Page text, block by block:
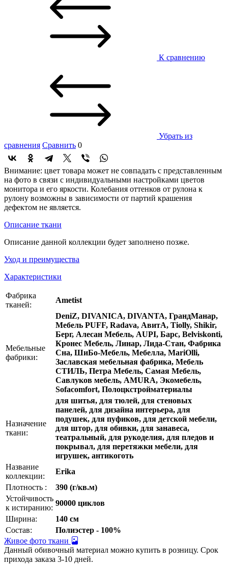
К сравнению
Убрать из
сравнения Сравнить 0
Внимание: цвет товара может не совпадать с представленным
на фото в связи с индивидуальными настройками цветов
монитора и его яркости. Колебания оттенков от рулона к
рулону возможны в зависимости от партий крашения
дефектом не является.
Описание ткани
Описание данной коллекции будет заполнено позже.
Уход и преимущества
Характеристики
Фабрика
тканей:
Ametist
Мебельные
фабрики:
DeniZ, DIVANICA, DIVANTA, ГрандМанар,
Мебель PUFF, Radava, АвитА, Tiolly, Shikir,
Берг, Алесан Мебель, AUPI, Барс, Belviskonti,
Кронес Мебель, Линар, Лида-Стан, Фабрика
Сна, ШиБо-Мебель, Мебелла, MariOlli,
Заславская мебельная фабрика, Мебель
СТИЛЬ, Петра Мебель, Самая Мебель,
Савлуков мебель, AMURA, Экомебель,
Sofacomfort, Полоцкстройматериалы
Назначение
ткани:
для шитья, для тюлей, для стеновых
панелей, для дизайна интерьера, для
подушек, для пуфиков, для детской мебели,
для штор, для обивки, для занавеса,
театральный, для рукоделия, для пледов и
покрывал, для перетяжки мебели, для
игрушек, антикоготь
Название
коллекции:
Erika
Плотность :
390 (г/кв.м)
Устойчивость
к истиранию:
90000 циклов
Ширина:
140 см
Состав:
Полиэстер - 100%
Живое фото ткани
Данный обивочный материал можно купить в розницу. Срок
прихода заказа 3-10 дней.